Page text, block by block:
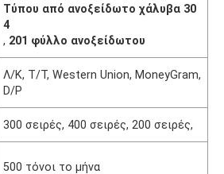
Τύπου από ανοξείδωτο χάλυβα 30
4
, 201 φύλλο ανοξείδωτου
Λ/Κ, Τ/Τ, Western Union, MoneyGram,
D/P
300 σειρές, 400 σειρές, 200 σειρές,
500 τόνοι το μήνα